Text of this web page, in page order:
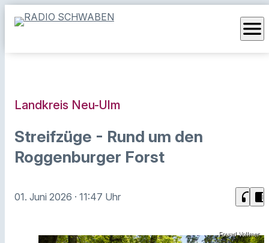
menu
Landkreis Neu-Ulm
Streifzüge - Rund um den
Roggenburger Forst
01. Juni 2026 · 11:47 Uhr headphones chrome_reader_mode
Fouad Vollmer